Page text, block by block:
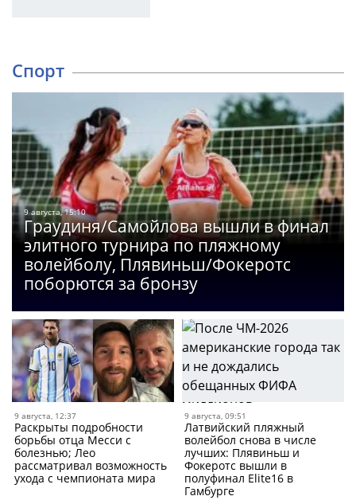
Спорт
9 августа, 15:10
Граудиня/Самойлова вышли в финал
элитного турнира по пляжному
волейболу, Плявиньш/Фокеротс
поборются за бронзу
9 августа, 12:37
Раскрыты подробности
борьбы отца Месси с
болезнью; Лео
рассматривал возможность
ухода с чемпионата мира
9 августа, 09:51
Латвийский пляжный
волейбол снова в числе
лучших: Плявиньш и
Фокеротс вышли в
полуфинал Elite16 в
Гамбурге